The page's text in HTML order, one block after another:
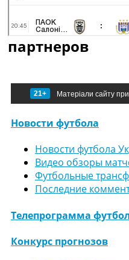
партнеров
21+ Матеріали сайту
Новости футбола
Новости футбола
Видео обзоры
Футбольные
Последние
Телепрограмма
Конкурс прогнозов